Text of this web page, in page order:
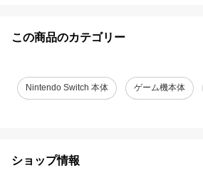
この商品のカテゴリー
Nintendo Switch 本体 ゲーム機本体
ショップ情報